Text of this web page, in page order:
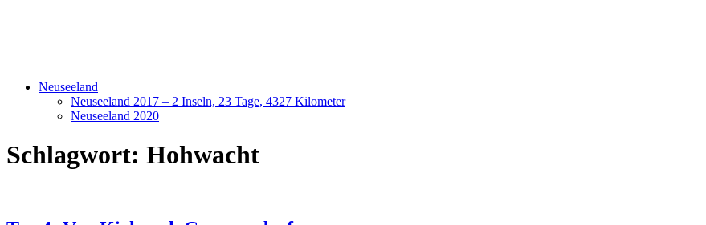
Neuseeland
Neuseeland 2017 – 2 Inseln, 23 Tage, 4327 Kilometer
Neuseeland 2020
Schlagwort: Hohwacht